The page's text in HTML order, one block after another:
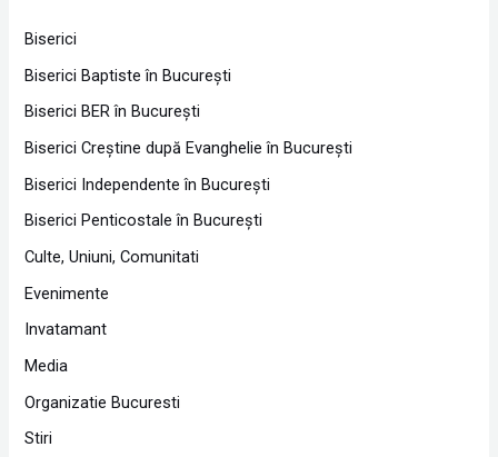
Biserici
Biserici Baptiste în Bucureşti
Biserici BER în Bucureşti
Biserici Creştine după Evanghelie în Bucureşti
Biserici Independente în Bucureşti
Biserici Penticostale în Bucureşti
Culte, Uniuni, Comunitati
Evenimente
Invatamant
Media
Organizatie Bucuresti
Stiri